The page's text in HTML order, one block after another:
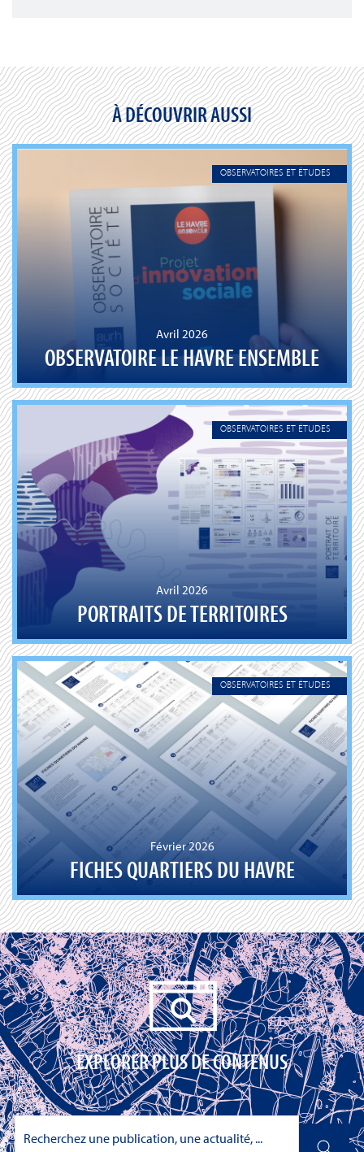
À DÉCOUVRIR AUSSI
OBSERVATOIRES ET ÉTUDES
Avril 2026
OBSERVATOIRE LE HAVRE ENSEMBLE
OBSERVATOIRES ET ÉTUDES
Avril 2026
PORTRAITS DE TERRITOIRES
OBSERVATOIRES ET ÉTUDES
Février 2026
FICHES QUARTIERS DU HAVRE
EXPLORER PLUS DE CONTENUS